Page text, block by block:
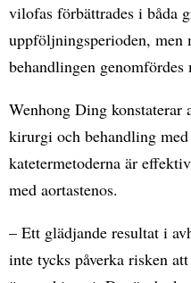
vilofas förbättrades i båda
uppföljningsperioden, men
behandlingen
Wenhong Ding
kirurgi och behandling
katetermetoderna är
med aortastenos.
– Ett glädjande resultat i
inte tycks påverka risken